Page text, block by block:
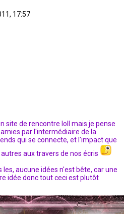
17:57
site de rencontre loll mais je pense
par l'intermédiaire de la
qui se connecte, et l'impact que
aux travers de nos écris
les, aucune idées n'est bête, car une
idée donc tout ceci est plutôt